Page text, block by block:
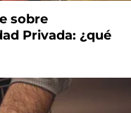
sobre
Privada: ¿qué